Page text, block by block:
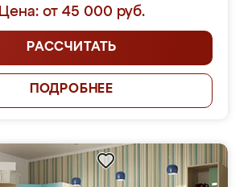
Цена: от 45 000 руб.
РАССЧИТАТЬ
ПОДРОБНЕЕ